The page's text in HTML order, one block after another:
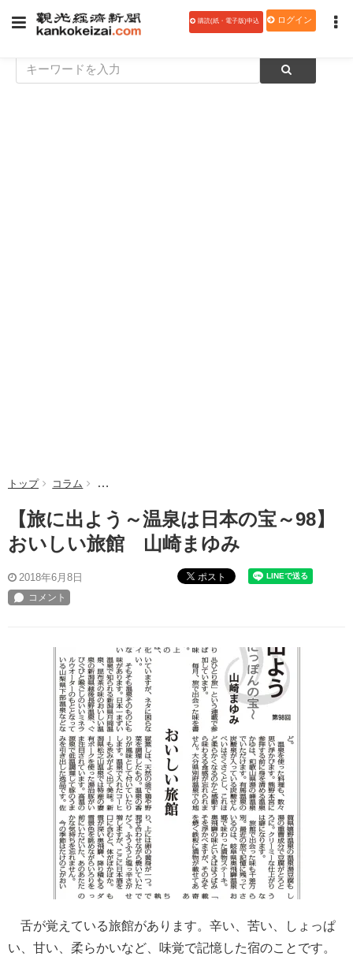
購読(紙・電子版)申込 ログイン
トップ コラム 【旅に出よう～温泉は日本の宝～98】おいしい旅館
【旅に出よう～温泉は日本の宝～98】
おいしい旅館 山崎まゆみ
2018年6月8日 ポスト
舌が覚えている旅館があります。辛い、苦い、しょっぱ
い、甘い、柔らかいなど、味覚で記憶した宿のことです。